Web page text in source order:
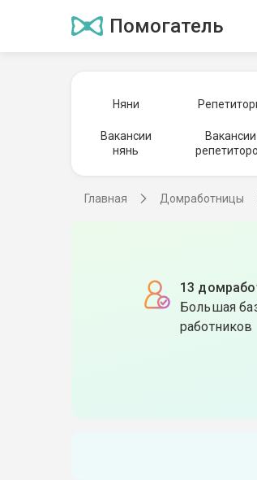
Помогатель
Няни
Вакансии
нянь
Вакансии
Главная Домработницы
13
Большая
работников